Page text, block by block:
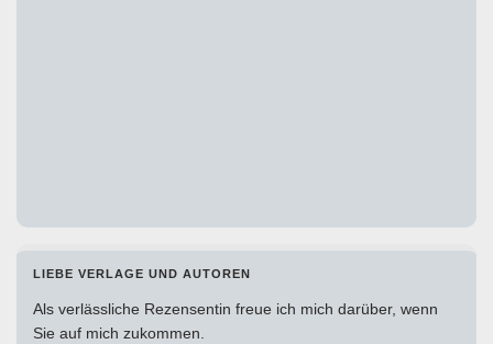
LIEBE VERLAGE UND AUTOREN
Als verlässliche Rezensentin freue ich mich darüber, wenn
Sie auf mich zukommen.